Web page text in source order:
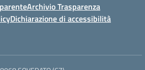
Archivio Trasparenza
Dichiarazione di accessibilità